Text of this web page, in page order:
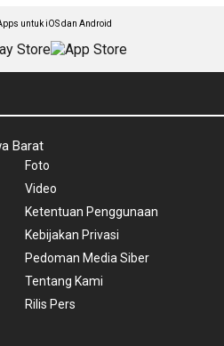
untuk iOS dan Android
Barat
Foto
Video
Ketentuan Penggunaan
Kebijakan Privasi
Pedoman Media Siber
Tentang Kami
Rilis Pers